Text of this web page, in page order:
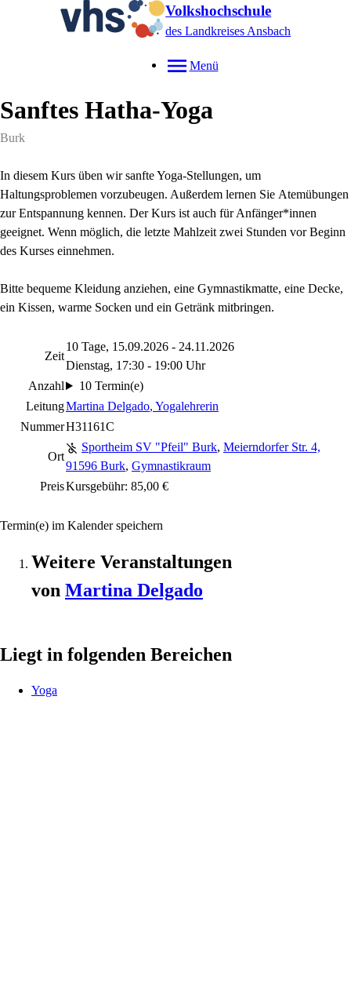
Volkshochschule
des Landkreises Ansbach
Menü
Sanftes Hatha-Yoga
Burk
In diesem Kurs üben wir sanfte Yoga-Stellungen, um
Haltungsproblemen vorzubeugen. Außerdem lernen Sie Atemübungen
zur Entspannung kennen. Der Kurs ist auch für Anfänger*innen
geeignet. Wenn möglich, die letzte Mahlzeit zwei Stunden vor Beginn
des Kurses einnehmen.
Bitte bequeme Kleidung anziehen, eine Gymnastikmatte, eine Decke,
ein Kissen, warme Socken und ein Getränk mitbringen.
Zeit
10 Tage, 15.09.2026 - 24.11.2026
Dienstag, 17:30 - 19:00 Uhr
Anzahl
10 Termin(e)
LeitungMartina Delgado, Yogalehrerin
NummerH31161C
Ort
Sportheim SV "Pfeil" Burk, Meierndorfer Str. 4,
91596 Burk, Gymnastikraum
PreisKursgebühr: 85,00 €
Termin(e) im Kalender speichern
Weitere Veranstaltungen
von Martina Delgado
Liegt in folgenden Bereichen
Yoga